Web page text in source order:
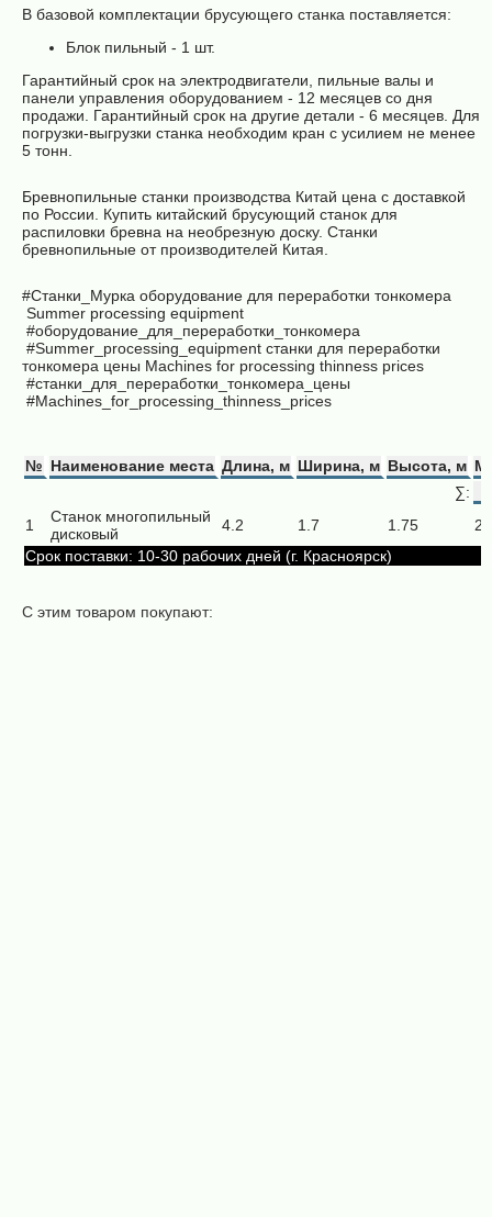
В базовой комплектации брусующего станка поставляется:
Блок пильный - 1 шт.
Гарантийный срок на электродвигатели, пильные валы и
панели управления оборудованием - 12 месяцев со дня
продажи. Гарантийный срок на другие детали - 6 месяцев. Для
погрузки-выгрузки станка необходим кран с усилием не менее
5 тонн.
Бревнопильные станки производства Китай цена с доставкой
по России. Купить китайский брусующий станок для
распиловки бревна на необрезную доску. Станки
бревнопильные от производителей Китая.
#Станки_Мурка оборудование для переработки тонкомера
Summer processing equipment
#оборудование_для_переработки_тонкомера
#Summer_processing_equipment станки для переработки
тонкомера цены Machines for processing thinness prices
#станки_для_переработки_тонкомера_цены
#Machines_for_processing_thinness_prices
№ Наименование места Длина, м Ширина, м Высота, м
∑:
1
Станок многопильный
дисковый
4.2 1.7 1.75
Срок поставки: 10-30 рабочих дней (г. Красноярск)
С этим товаром покупают: